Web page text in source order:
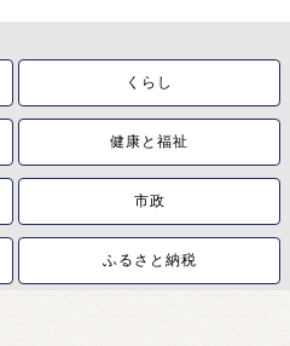
くらし
健康と福祉
市政
ふるさと納税